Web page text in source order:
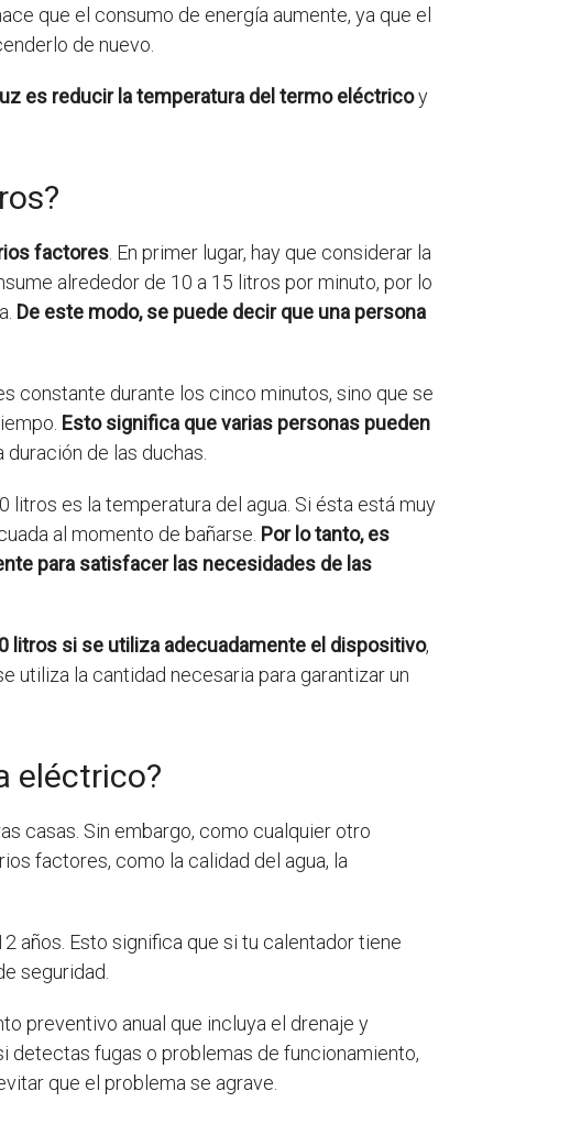
que el consumo de energía aumente, ya que el
de nuevo.
es reducir la temperatura del termo eléctricoy
factores . En primer lugar, hay que considerar la
alrededor de 10 a 15 litros por minuto, por lo
De este modo, se puede decir que una persona
constante durante los cinco minutos, sino que se
Esto significa que varias personas pueden
de las duchas.
litros es la temperatura del agua. Si ésta está muy
al momento de bañarse. Por lo tanto, es
para satisfacer las necesidades de las
litros si se utiliza adecuadamente el dispositivo,
utiliza la cantidad necesaria para garantizar un
eléctrico?
casas. Sin embargo, como cualquier otro
factores, como la calidad del agua, la
años. Esto significa que si tu calentador tiene
seguridad.
preventivo anual que incluya el drenaje y
detectas fugas o problemas de funcionamiento,
que el problema se agrave.